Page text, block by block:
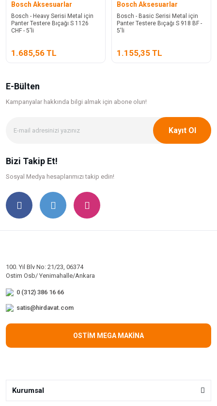
Bosch Aksesuarlar
Bosch - Heavy Serisi Metal için
Panter Testere Bıçağı S 1126
CHF - 5'li
1.685,56 TL
Bosch Aksesuarlar
Bosch - Basic Serisi Metal için
Panter Testere Bıçağı S 918 BF -
5'li
1.155,35 TL
E-Bülten
Kampanyalar hakkında bilgi almak için abone olun!
Kayıt Ol
Bizi Takip Et!
Sosyal Medya hesaplarımızı takip edin!
100. Yıl Blv No: 21/23, 06374
Ostim Osb/ Yenimahalle/Ankara
0 (312) 386 16 66
satis@hirdavat.com
OSTİM MEGA MAKİNA
Kurumsal